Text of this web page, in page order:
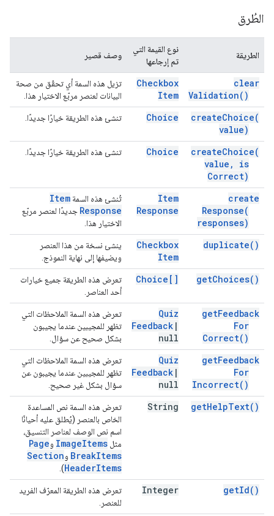
الطُرق
الطريقة
نوع القيمة التي
تم إرجاعها
وصف قصير
clear
Validation( )
Checkbox
Item
تزيل هذه السمة أي تحقّق من صحة
البيانات لعنصر مربّع الاختيار هذا.
createChoice(
value)
Choice تنشئ هذه الطريقة خيارًا جديدًا.
createChoice(
value ,
is
Correct)
Choice تنشئ هذه الطريقة خيارًا جديدًا.
create
Response(
responses)
Item
Response
تُنشئ هذه السمة Item
Response جديدًا لعنصر مربّع
الاختيار هذا.
duplicate( )
Checkbox
Item
ينشئ نسخة من هذا العنصر
ويضيفها إلى نهاية النموذج.
getChoices( )
Choice[]
تعرض هذه الطريقة جميع خيارات
أحد العناصر.
getFeedback
For
Correct( )
Quiz
Feedback |
null
تعرض هذه السمة الملاحظات التي
تظهر للمجيبين عندما يجيبون
بشكل صحيح عن سؤال.
getFeedback
For
Incorrect( )
Quiz
Feedback |
null
تعرض هذه السمة الملاحظات التي
تظهر للمجيبين عندما يجيبون عن
سؤال بشكل غير صحيح.
getHelpText( )
String
تعرض هذه السمة نص المساعدة
الخاص بالعنصر (يُطلق عليه أحيانًا
اسم نص الوصف لعناصر التنسيق،
مثل
ImageItems وPage
BreakItems وSection
HeaderItems
).
getId( )
Integer
تعرض هذه الطريقة المعرّف الفريد
للعنصر.